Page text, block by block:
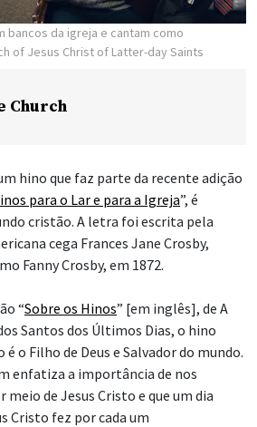
bancos da igreja e cantam como
of Jesus Christ of Latter-day Saints
Church
hino que faz parte da recente adição
para o Lar e para a Igreja”, é
cristão. A letra foi escrita pela
cega Frances Jane Crosby,
Fanny Crosby, em 1872.
“Sobre os Hinos” [em inglês], de A
Santos dos Últimos Dias, o hino
é o Filho de Deus e Salvador do mundo.
enfatiza a importância de nos
meio de Jesus Cristo e que um dia
Cristo fez por cada um